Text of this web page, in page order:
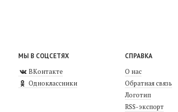
МЫ В СОЦСЕТЯХ
ВКонтакте
Одноклассники
СПРАВКА
О нас
Обратная связь
Логотип
RSS-экспорт